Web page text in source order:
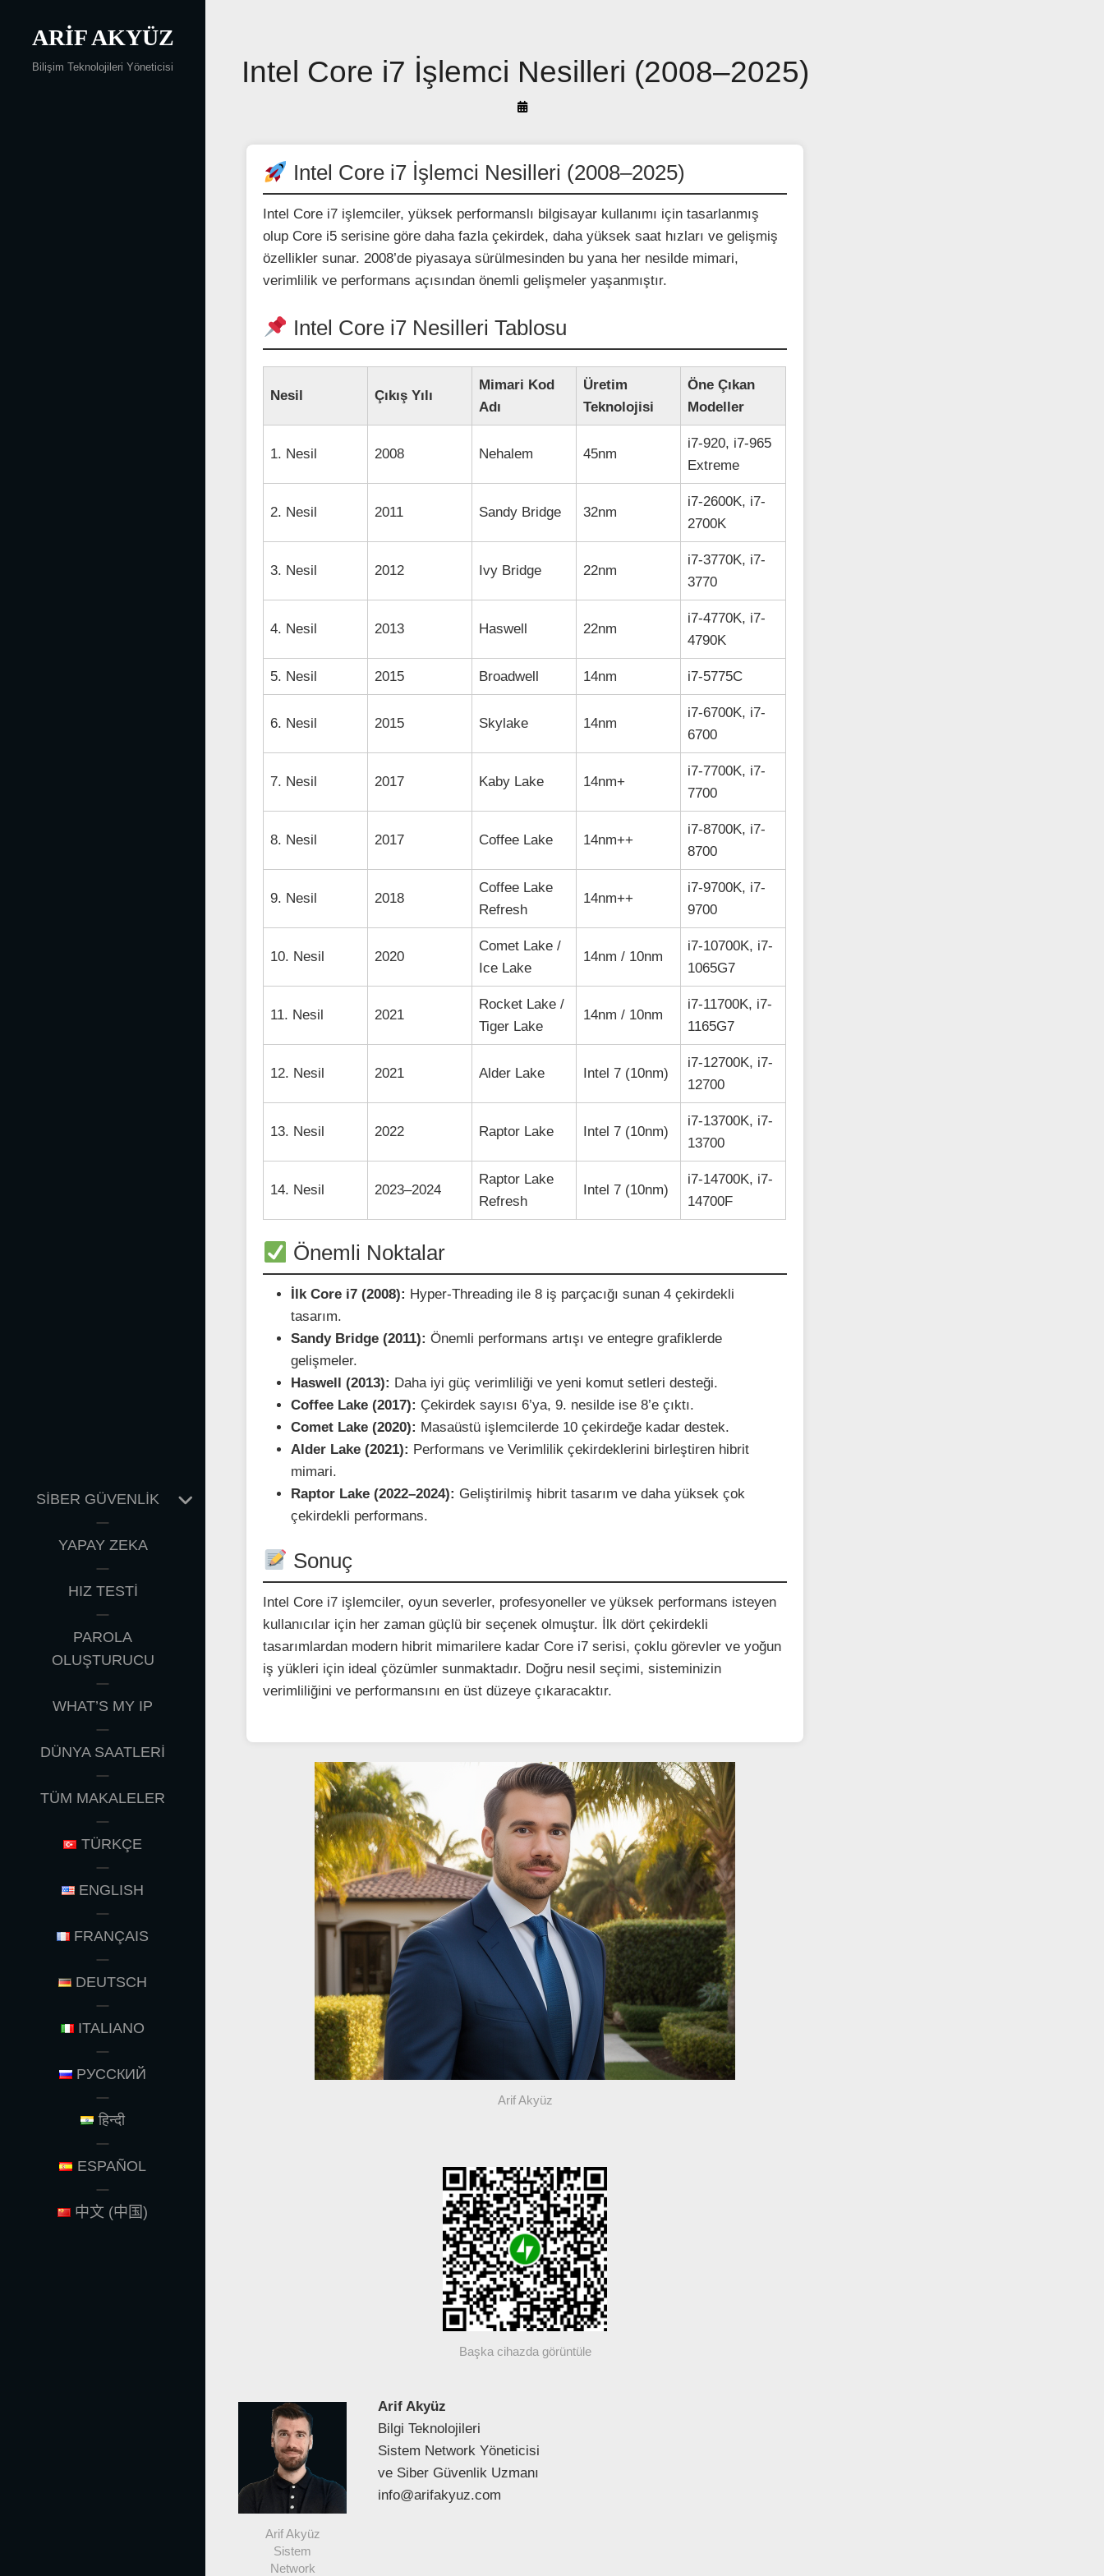
ARIF AKYÜZ
Bilişim Teknolojileri Yöneticisi
SİBER GÜVENLİK
EXPAND
YAPAY ZEKA
HIZ TESTİ
PAROLA
OLUŞTURUCU
WHAT’S MY IP
DÜNYA SAATLERİ
TÜM MAKALELER
TÜRKÇE
ENGLISH
FRANÇAIS
DEUTSCH
ITALIANO
РУССКИЙ
हिन्दी
ESPAÑOL
中文 (中国)
Intel Core i7 İşlemci Nesilleri (2008–2025)
By
Akyüz
Intel Core i7 İşlemci Nesilleri (2008–2025)
Intel Core i7 işlemciler, yüksek performanslı bilgisayar kullanımı için tasarlanmış
olup Core i5 serisine göre daha fazla çekirdek, daha yüksek saat hızları ve gelişmiş
özellikler sunar. 2008’de piyasaya sürülmesinden bu yana her nesilde mimari,
verimlilik ve performans açısından önemli gelişmeler yaşanmıştır.
Intel Core i7 Nesilleri Tablosu
Nesil Çıkış Yılı
Mimari Kod
Adı
Üretim
Teknolojisi
Öne Çıkan
Modeller
1. Nesil 2008 Nehalem 45nm
i7-920, i7-965
Extreme
2. Nesil 2011 Sandy Bridge 32nm
i7-2600K, i7-
2700K
3. Nesil 2012 Ivy Bridge 22nm
i7-3770K, i7-
3770
4. Nesil 2013 Haswell 22nm
i7-4770K, i7-
4790K
5. Nesil 2015 Broadwell 14nm i7-5775C
6. Nesil 2015 Skylake 14nm
i7-6700K, i7-
6700
7. Nesil 2017 Kaby Lake 14nm+
i7-7700K, i7-
7700
8. Nesil 2017 Coffee Lake 14nm++
i7-8700K, i7-
8700
9. Nesil 2018
Coffee Lake
Refresh
14nm++
i7-9700K, i7-
9700
10. Nesil 2020
Comet Lake /
Ice Lake
14nm / 10nm
i7-10700K, i7-
1065G7
11. Nesil 2021
Rocket Lake /
Tiger Lake
14nm / 10nm
i7-11700K, i7-
1165G7
12. Nesil 2021 Alder Lake Intel 7 (10nm)
i7-12700K, i7-
12700
13. Nesil 2022 Raptor Lake Intel 7 (10nm)
i7-13700K, i7-
13700
14. Nesil 2023–2024
Raptor Lake
Refresh
Intel 7 (10nm)
i7-14700K, i7-
14700F
Önemli Noktalar
İlk Core i7 (2008): Hyper-Threading ile 8 iş parçacığı sunan 4 çekirdekli
tasarım.
Sandy Bridge (2011): Önemli performans artışı ve entegre grafiklerde
gelişmeler.
Haswell (2013): Daha iyi güç verimliliği ve yeni komut setleri desteği.
Coffee Lake (2017): Çekirdek sayısı 6’ya, 9. nesilde ise 8’e çıktı.
Comet Lake (2020): Masaüstü işlemcilerde 10 çekirdeğe kadar destek.
Alder Lake (2021): Performans ve Verimlilik çekirdeklerini birleştiren hibrit
mimari.
Raptor Lake (2022–2024): Geliştirilmiş hibrit tasarım ve daha yüksek çok
çekirdekli performans.
Sonuç
Intel Core i7 işlemciler, oyun severler, profesyoneller ve yüksek performans isteyen
kullanıcılar için her zaman güçlü bir seçenek olmuştur. İlk dört çekirdekli
tasarımlardan modern hibrit mimarilere kadar Core i7 serisi, çoklu görevler ve yoğun
iş yükleri için ideal çözümler sunmaktadır. Doğru nesil seçimi, sisteminizin
verimliliğini ve performansını en üst düzeye çıkaracaktır.
Arif Akyüz
Başka cihazda görüntüle
Arif Akyüz
Sistem
Network
Arif Akyüz
Bilgi Teknolojileri
Sistem Network Yöneticisi
ve Siber Güvenlik Uzmanı
info@arifakyuz.com
Yazı
gezinmesi